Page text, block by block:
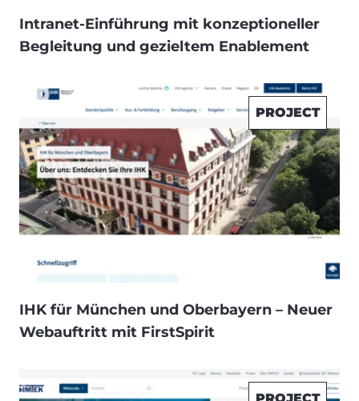
Intranet-Einführung mit konzeptioneller
Begleitung und gezieltem Enablement
PROJECT
IHK für München und Oberbayern – Neuer
Webauftritt mit FirstSpirit